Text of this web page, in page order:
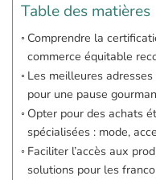
Table des matières
Comprendre la
commerce équitable
Les meilleures
pour une pause
Opter pour des achats
spécialisées : mode,
Faciliter l’accès aux
solutions pour les